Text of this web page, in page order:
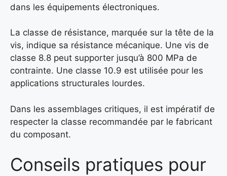
dans les équipements électroniques.
La classe de résistance, marquée sur la tête de la
vis, indique sa résistance mécanique. Une vis de
classe 8.8 peut supporter jusqu’à 800 MPa de
contrainte. Une classe 10.9 est utilisée pour les
applications structurales lourdes.
Dans les assemblages critiques, il est impératif de
respecter la classe recommandée par le fabricant
du composant.
Conseils pratiques pour